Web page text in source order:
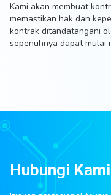
Kami akan membuat
memastikan hak dan
kontrak ditandatangani
sepenuhnya dapat mulai
Hubungi